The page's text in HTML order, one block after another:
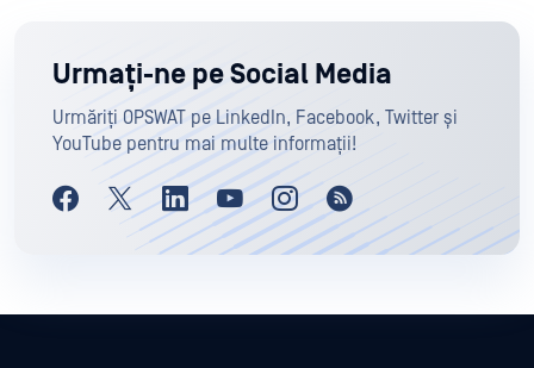
Urmați-ne pe Social Media
Urmăriți OPSWAT pe LinkedIn, Facebook, Twitter și
YouTube pentru mai multe informații!